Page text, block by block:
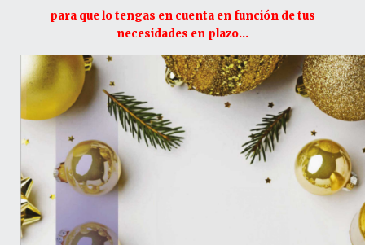
para que lo tengas en cuenta en función de tus
necesidades en plazo...